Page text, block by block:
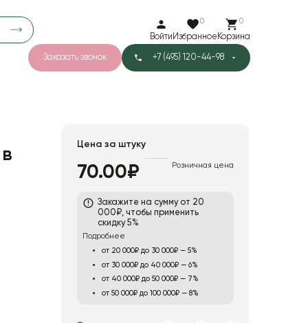
Войти
0
Избранное
0
Корзина
Заказать звонок +7 (495) 120-44-98
Цена за штуку
70.00₽ Розничная цена
Закажите на сумму от 20
000₽, чтобы применить
скидку 5%
Подробнее
от 20 000₽ до 30 000₽ — 5%
от 30 000₽ до 40 000₽ — 6%
от 40 000₽ до 50 000₽ — 7%
от 50 000₽ до 100 000₽ — 8%